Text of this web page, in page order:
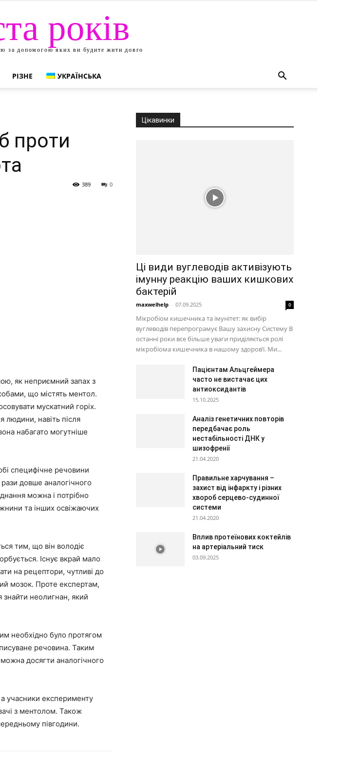
років
за допомогою яких ви будите жити довго
РІЗНЕ УКРАЇНСЬКА
проти
0
389
як неприємний запах з
що містять ментол.
мускатний горіх.
людини, навіть після
набагато могутніше
специфічне речовини
довше аналогічного
можна і потрібно
та інших освіжаючих
тим, що він володіє
Існує вкрай мало
на рецептори, чутливі до
мозок. Проте експертам,
знайти неолигнан, який
необхідно було протягом
речовина. Таким
досягти аналогічного
учасники експерименту
з ментолом. Також
півгодини.
Цікавинки
Ці види вуглеводів активізують
імунну реакцію ваших кишкових
бактерій
maxwelhelp - 07.09.2025 0
Мікробіом кишечника та імунітет: як вибір
вуглеводів перепрограмує Вашу захисну Систему В
останні роки все більше уваги приділяється ролі
мікробіома кишечника в нашому здоров’ї. Ми...
Пацієнтам Альцгеймера
часто не вистачає цих
антиоксидантів
15.10.2025
Аналіз генетичних повторів
передбачає роль
нестабільності ДНК у
шизофренії
21.04.2020
Правильне харчування –
захист від інфаркту і різних
хвороб серцево-судинної
системи
21.04.2020
Вплив протеїнових коктейлів
на артеріальний тиск
03.09.2025